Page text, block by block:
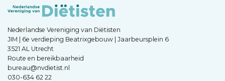
Nederlandse Vereniging van Diëtisten
JIM | 6e verdieping Beatrixgebouw | Jaarbeursplein 6
3521 AL Utrecht
Route en bereikbaarheid
bureau@nvdietist.nl
030-634 62 22